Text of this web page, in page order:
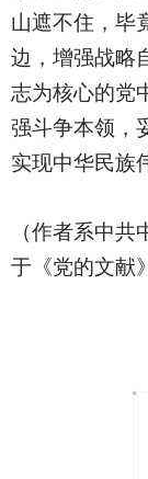
山遮不住，毕
边，增强战略
志为核心的党
强斗争本领，
实现中华民族
（作者系中
于《党的文献